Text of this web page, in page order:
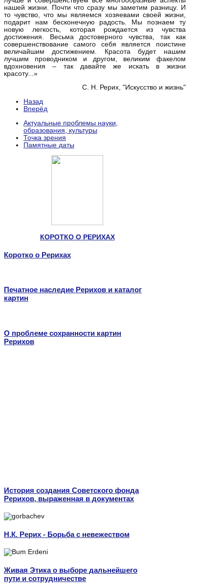
нашей жизни. Почти что сразу мы заметим разницу. И
то чувство, что мы являемся хозяевами своей жизни,
подарит нам бесконечную радость. Мы познаем ту
новую легкость, которая рождается из чувства
достижения. Весьма достоверного чувства, так как
совершенствование самого себя является поистине
величайшим достижением. Красота будет нашим
лучшим проводником и другом, великим факелом
вдохновения – так давайте же искать в жизни
красоту...»
С. Н. Рерих, "Искусство и жизнь"
Назад
Вперёд
Актуальные проблемы науки,
образования, культуры
Точка зрения
Памятные даты
КОРОТКО О РЕРИХАХ
Коротко о Рерихах
Печатное наследие Рерихов и каталог
картин
О проблеме сохранности картин
Рерихов
История создания Советского фонда
Рерихов, выраженная в документах
Н.К. Рерих - Борьба с невежеством
Живая Этика о выборе дальнейшего
пути и сотрудничестве